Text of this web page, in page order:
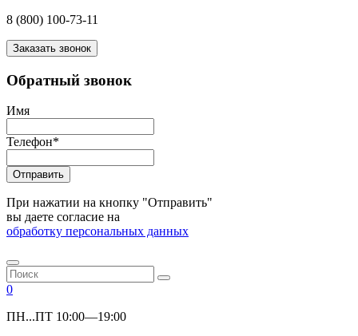
8 (800) 100-73-11
Заказать звонок
Обратный звонок
Имя
Телефон*
Отправить
При нажатии на кнопку "Отправить"
вы даете согласие на
обработку персональных данных
0
ПН...ПТ 10:00—19:00